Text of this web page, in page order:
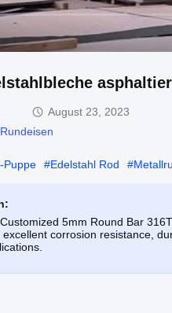
August 23, 2023
Puppe #Edelstahl Rod #
5mm Round Bar
corrosion resistance,